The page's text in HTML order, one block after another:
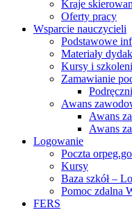
Kraje
Oferty pracy
Wsparcie nauczycieli
Podstawowe
Materiały
Kursy i
Zamawianie
Awans
Awans
Awans
Logowanie
Poczta
Kursy
Baza szkół –
Pomoc zdalna
FERS